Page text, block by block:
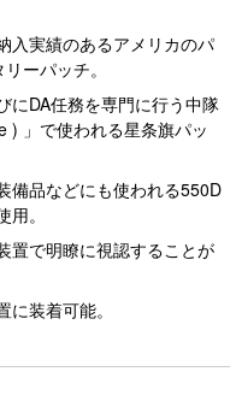
入実績のあるアメリカのパ
ーパッチ。
にDA任務を専門に行う中隊
) 」で使われる星条旗パッ
備品などにも使われる550D
。
置で明瞭に視認することが
装着可能。